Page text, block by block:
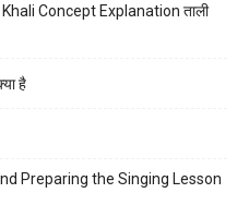
Concept Explanation ताली
है
Preparing the Singing Lesson